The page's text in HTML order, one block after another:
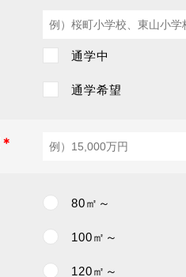
通学中
通学希望
＊
80㎡～
100㎡～
120㎡～